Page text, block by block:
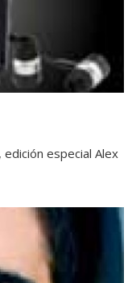
especial Alex